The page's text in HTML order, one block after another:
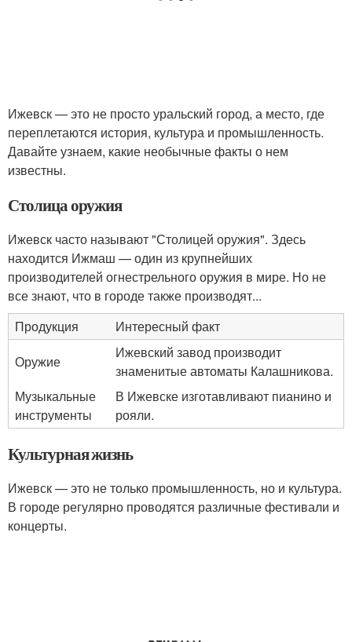
Ижевск — это не просто уральский город, а место, где
переплетаются история, культура и промышленность.
Давайте узнаем, какие необычные факты о нем
известны.
Столица оружия
Ижевск часто называют "Столицей оружия". Здесь
находится Ижмаш — один из крупнейших
производителей огнестрельного оружия в мире. Но не
все знают, что в городе также производят...
Продукция
Интересный факт
Оружие
Ижевский завод производит
знаменитые автоматы Калашникова.
Музыкальные
инструменты
В Ижевске изготавливают пианино и
рояли.
Культурная жизнь
Ижевск — это не только промышленность, но и культура.
В городе регулярно проводятся различные фестивали и
концерты.